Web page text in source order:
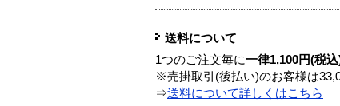
送料について
1つのご注文毎に一律1,100円(税
※売掛取引(後払い)のお客様は
⇒送料について詳しくはこちら